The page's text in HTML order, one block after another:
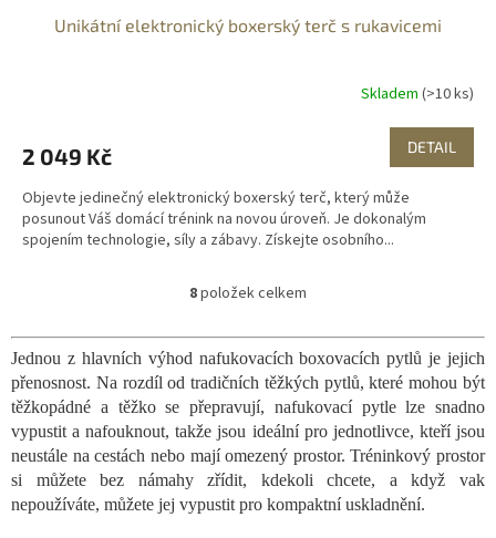
Unikátní elektronický boxerský terč s rukavicemi
Skladem (>10 ks)
2 049 Kč DETAIL
Objevte jedinečný elektronický boxerský terč, který může
posunout Váš domácí trénink na novou úroveň. Je dokonalým
spojením technologie, síly a zábavy. Získejte osobního...
O
l
á
d
a
c
í
v
8položek celkem
Jednou z hlavních výhod nafukovacích boxovacích pytlů je jejich
přenosnost. Na rozdíl od tradičních těžkých pytlů, které mohou být
těžkopádné a těžko se přepravují, nafukovací pytle lze snadno
vypustit a nafouknout, takže jsou ideální pro jednotlivce, kteří jsou
neustále na cestách nebo mají omezený prostor. Tréninkový prostor
si můžete bez námahy zřídit, kdekoli chcete, a když vak
nepoužíváte, můžete jej vypustit pro kompaktní uskladnění.